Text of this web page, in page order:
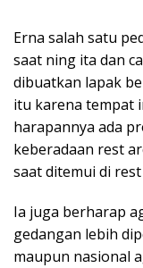
Erna salah satu
saat ning ita dan
dibuatkan lapak
itu karena tempat
harapannya ada
keberadaan rest
saat ditemui di
Ia juga berharap
gedangan lebih
maupun nasional